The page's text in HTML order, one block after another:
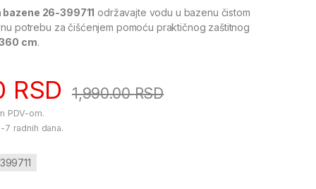
26-399711 održavajte vodu u bazenu čistom
potrebu za čišćenjem pomoću praktičnog zaštitnog
cm.
RSD 1,990.00RSD
PDV-om.
radnih dana.